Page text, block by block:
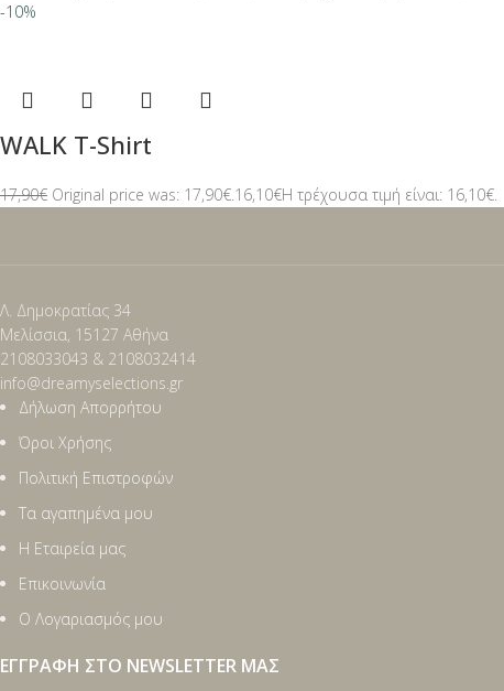
-10%
WALK T-Shirt
17,90€ Original price was: 17,90€.16,10€Η τρέχουσα τιμή είναι: 16,10€.
Λ. Δημοκρατίας 34
Μελίσσια, 15127 Αθήνα
2108033043 & 2108032414
info@dreamyselections.gr
Δήλωση Απορρήτου
Όροι Χρήσης
Πολιτική Επιστροφών
Τα αγαπημένα μου
Η Εταιρεία μας
Επικοινωνία
Ο Λογαριασμός μου
ΕΓΓΡΑΦΉ ΣΤΟ NEWSLETTER ΜΑΣ